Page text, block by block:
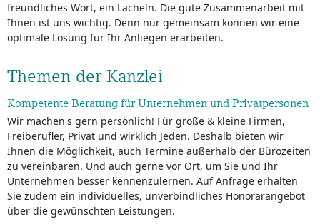
freundliches Wort, ein Lächeln. Die gute Zusammenarbeit mit
Ihnen ist uns wichtig. Denn nur gemeinsam können wir eine
optimale Lösung für Ihr Anliegen erarbeiten.
Themen der Kanzlei
Kompetente Beratung für Unternehmen und Privatpersonen
Wir machen's gern persönlich! Für große & kleine Firmen,
Freiberufler, Privat und wirklich Jeden. Deshalb bieten wir
Ihnen die Möglichkeit, auch Termine außerhalb der Bürozeiten
zu vereinbaren. Und auch gerne vor Ort, um Sie und Ihr
Unternehmen besser kennenzulernen. Auf Anfrage erhalten
Sie zudem ein individuelles, unverbindliches Honorarangebot
über die gewünschten Leistungen.